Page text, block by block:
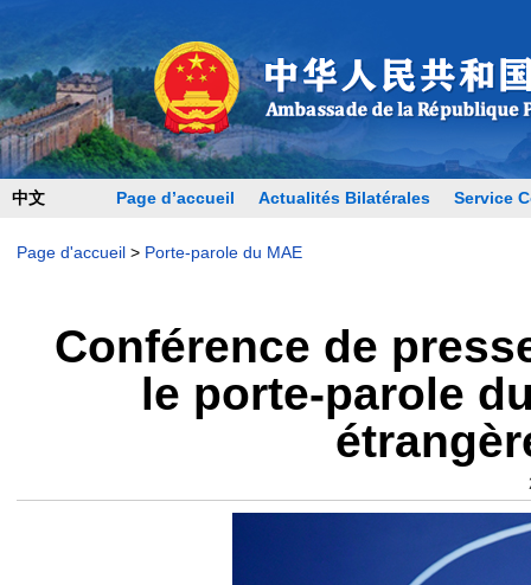
中文 Page d’accueil Actualités Bilatérales Service
Page d'accueil> Porte-parole du MAE
Conférence de
le porte-parole